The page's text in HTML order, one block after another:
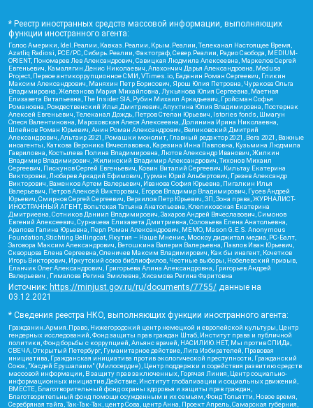
* Реестр иностранных средств массовой информации, выполняющих
функции иностранного агента:
Голос Америки, Idel.Реалии, Кавказ.Реалии, Крым.Реалии, Телеканал Настоящее Время,
Azatliq Radiosi, PCE/PC, Сибирь.Реалии, Фактограф, Север.Реалии, Радио Свобода, MEDIUM-
ORIENT, Пономарев Лев Александрович, Савицкая Людмила Алексеевна, Маркелов Сергей
Евгеньевич, Камалягин Денис Николаевич, Апахончич Дарья Александровна, Medusa
Project, Первое антикоррупционное СМИ, VTimes.io, Баданин Роман Сергеевич, Гликин
Максим Александрович, Маняхин Петр Борисович, Ярош Юлия Петровна, Чуракова Ольга
Владимировна, Железнова Мария Михайловна, Лукьянова Юлия Сергеевна, Маетная
Елизавета Витальевна, The Insider SIA, Рубин Михаил Аркадьевич, Гройсман Софья
Романовна, Рождественский Илья Дмитриевич, Апухтина Юлия Владимировна, Постернак
Алексей Евгеньевич, Телеканал Дождь, Петров Степан Юрьевич, Istories fonds, Шмагун
Олеся Валентиновна, Мароховская Алеся Алексеевна, Долинина Ирина Николаевна,
Шлейнов Роман Юрьевич, Анин Роман Александрович, Великовский Дмитрий
Александрович, Альтаир 2021, Ромашки монолит, Главный редактор 2021, Вега 2021, Важные
иноагенты, Каткова Вероника Вячеславовна, Карезина Инна Павловна, Кузьмина Людмила
Гавриловна, Костылева Полина Владимировна, Лютов Александр Иванович, Жилкин
Владимир Владимирович, Жилинский Владимир Александрович, Тихонов Михаил
Сергеевич, Пискунов Сергей Евгеньевич, Ковин Виталий Сергеевич, Кильтау Екатерина
Викторовна, Любарев Аркадий Ефимович, Гурман Юрий Альбертович, Грезев Александр
Викторович, Важенков Артем Валерьевич, Иванова София Юрьевна, Пигалкин Илья
Валерьевич, Петров Алексей Викторович, Егоров Владимир Владимирович, Гусев Андрей
Юрьевич, Смирнов Сергей Сергеевич, Верзилов Петр Юрьевич, ЗП, Зона права, ЖУРНАЛИСТ-
ИНОСТРАННЫЙ АГЕНТ, Вольтская Татьяна Анатольевна, Клепиковская Екатерина
Дмитриевна, Сотников Даниил Владимирович, Захаров Андрей Вячеславович, Симонов
Евгений Алексеевич, Сурначева Елизавета Дмитриевна, Соловьева Елена Анатольевна,
Арапова Галина Юрьевна, Перл Роман Александрович, МЕМО, Mason G.E.S. Anonymous
Foundation, Stichting Bellingcat, Якутия – Наше Мнение, Москоу диджитал медиа, РС-Балт,
Заговора Максим Александрович, Ветошкина Валерия Валерьевна, Павлов Иван Юрьевич,
Скворцова Елена Сергеевна, Оленичев Максим Владимирович, Как бы инагент, Кочетков
Игорь Викторович, Иркутский союз библиофилов, Честные выборы, Нобелевский призыв,
Еланчик Олег Александрович, Григорьева Алина Александровна, Григорьев Андрей
Валерьевич , Гималова Регина Эмилевна, Хисамова Регина Фаритовна
Источник: https://minjust.gov.ru/ru/documents/7755/ данные на
03.12.2021
* Сведения реестра НКО, выполняющих функции иностранного агента:
Гражданин.Армия.Право, Нижегородский центр немецкой и европейской культуры, Центр
гендерных исследований, Фонд защиты прав граждан Штаб, Институт права и публичной
политики, Фонд борьбы с коррупцией, Альянс врачей, НАСИЛИЮ.НЕТ, Мы против СПИДа,
СВЕЧА, Открытый Петербург, Гуманитарное действие, Лига Избирателей, Правовая
инициатива, Гражданская инициатива против экологической преступности, Гражданский
Союз, "Хасдей Ерушалаим" (Милосердие), Центр поддержки и содействия развитию средств
массовой информации, В защиту прав заключенных, Горячая Линия, Центр социально-
информационных инициатив Действие, Институт глобализации и социальных движений,
ВМЕСТЕ, Благотворительный фонд охраны здоровья и защиты прав граждан,
Благотворительный фонд помощи осужденным и их семьям, Фонд Тольятти, Новое время,
Серебряная тайга, Так-Так-Так, центр Сова, центр Анна, Проект Апрель, Самарская губерния,